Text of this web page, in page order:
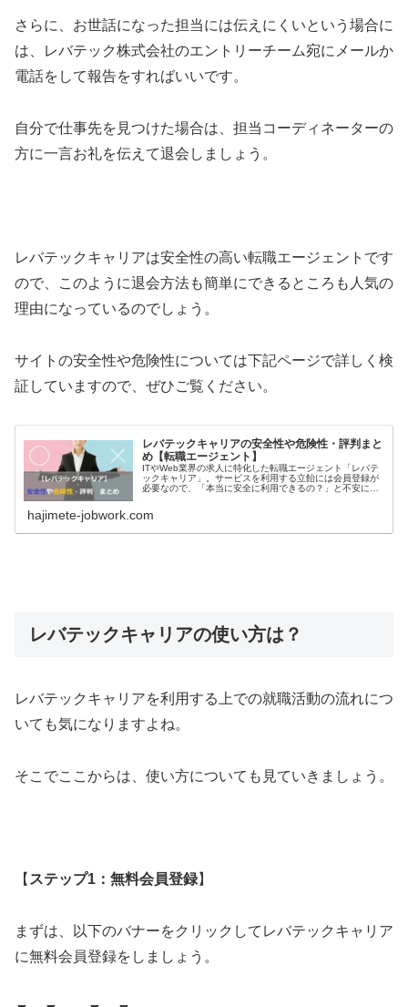
さらに、お世話になった担当には伝えにくいという場合に
は、レバテック株式会社のエントリーチーム宛にメールか
電話をして報告をすればいいです。
自分で仕事先を見つけた場合は、担当コーディネーターの
方に一言お礼を伝えて退会しましょう。
レバテックキャリアは安全性の高い転職エージェントです
ので、このように退会方法も簡単にできるところも人気の
理由になっているのでしょう。
サイトの安全性や危険性については下記ページで詳しく検
証していますので、ぜひご覧ください。
レバテックキャリアの安全性や危険性・評判まと
め【転職エージェント】
ITやWeb業界の求人に特化した転職エージェント「レバテ
ックキャリア」。サービスを利用する立飴には会員登録が
必要なので、「本当に安全に利用できるの？」と不安にな
から転職活動で利用しようかと思っていた方も、ぜひお役
hajimete-jobwork.com
レバテックキャリアの使い方は？
レバテックキャリアを利用する上での就職活動の流れにつ
いても気になりますよね。
そこでここからは、使い方についても見ていきましょう。
【 ステップ1：無料会員登録】
まずは、以下のバナーをクリックしてレバテックキャリア
に無料会員登録をしましょう。